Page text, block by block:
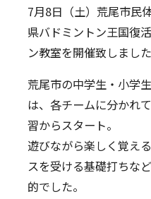
7月8日（土）荒尾市民
県バドミントン王国復
ン教室を開催致しました
荒尾市の中学生・小学
は、各チームに分かれ
習からスタート。
遊びながら楽しく覚え
スを受ける基礎打ちな
的でした。